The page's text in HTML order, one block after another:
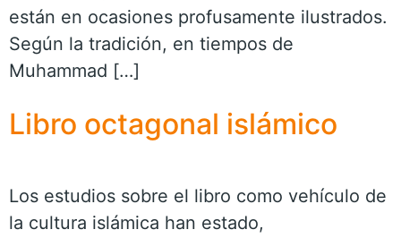
están en ocasiones profusamente ilustrados.
Según la tradición, en tiempos de
Muhammad […]
Libro octagonal islámico
Los estudios sobre el libro como vehículo de
la cultura islámica han estado,